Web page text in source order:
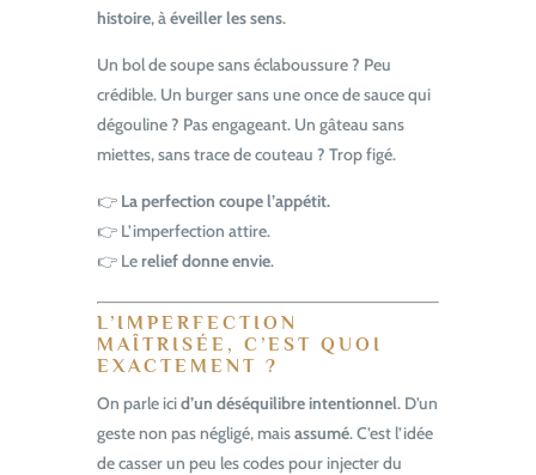
histoire, àéveiller les sens.
Un bol de soupe sans éclaboussure ? Peu
crédible. Un burger sans une once de sauce qui
dégouline ? Pas engageant. Un gâteau sans
miettes, sans trace de couteau ? Trop figé.
👉 La perfection coupe l’appétit.
👉 L’imperfection attire.
👉 Lerelief donne envie.
L’IMPERFECTION
MAÎTRISÉE, C’EST QUOI
EXACTEMENT ?
On parle icid’un déséquilibre intentionnel. D’un
geste non pas négligé, maisassumé. C’est l’idée
de casser un peu les codes pour injecter du